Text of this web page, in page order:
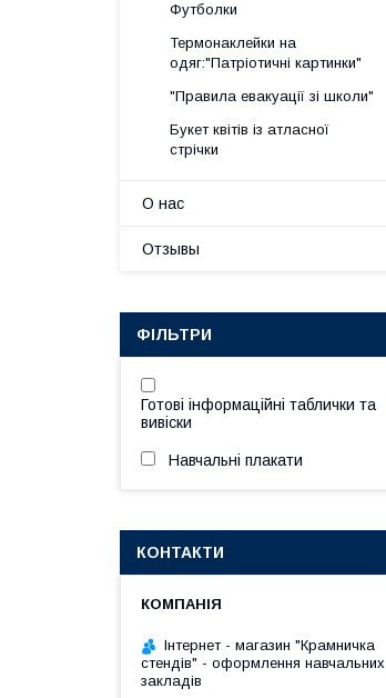
Футболки
Термонаклейки на
одяг:"Патріотичні картинки"
"Правила евакуації зі школи"
Букет квітів із атласної
стрічки
О нас
Отзывы
ФІЛЬТРИ
Готові інформаційні таблички та
вивіски
Навчальні плакати
КОНТАКТИ
Інтернет - магазин "Крамничка
стендів" - оформлення навчальних
закладів